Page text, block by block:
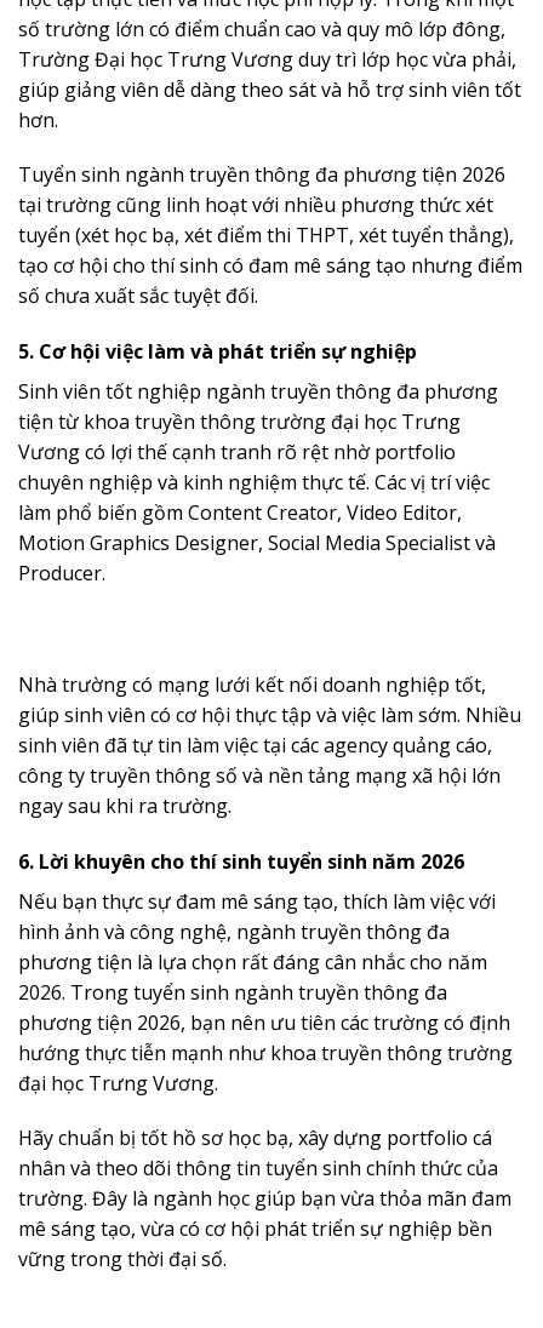
số trường lớn có điểm chuẩn cao và quy mô lớp đông,
Trường Đại học Trưng Vương duy trì lớp học vừa phải,
giúp giảng viên dễ dàng theo sát và hỗ trợ sinh viên tốt
hơn.
Tuyển sinh ngành truyền thông đa phương tiện 2026
tại trường cũng linh hoạt với nhiều phương thức xét
tuyển (xét học bạ, xét điểm thi THPT, xét tuyển thẳng),
tạo cơ hội cho thí sinh có đam mê sáng tạo nhưng điểm
số chưa xuất sắc tuyệt đối.
5. Cơ hội việc làm và phát triển sự nghiệp
Sinh viên tốt nghiệp ngành truyền thông đa phương
tiện từ khoa truyền thông trường đại học Trưng
Vương có lợi thế cạnh tranh rõ rệt nhờ portfolio
chuyên nghiệp và kinh nghiệm thực tế. Các vị trí việc
làm phổ biến gồm Content Creator, Video Editor,
Motion Graphics Designer, Social Media Specialist và
Producer.
Nhà trường có mạng lưới kết nối doanh nghiệp tốt,
giúp sinh viên có cơ hội thực tập và việc làm sớm. Nhiều
sinh viên đã tự tin làm việc tại các agency quảng cáo,
công ty truyền thông số và nền tảng mạng xã hội lớn
ngay sau khi ra trường.
6. Lời khuyên cho thí sinh tuyển sinh năm 2026
Nếu bạn thực sự đam mê sáng tạo, thích làm việc với
hình ảnh và công nghệ, ngành truyền thông đa
phương tiện là lựa chọn rất đáng cân nhắc cho năm
2026. Trong tuyển sinh ngành truyền thông đa
phương tiện 2026, bạn nên ưu tiên các trường có định
hướng thực tiễn mạnh như khoa truyền thông trường
đại học Trưng Vương.
Hãy chuẩn bị tốt hồ sơ học bạ, xây dựng portfolio cá
nhân và theo dõi thông tin tuyển sinh chính thức của
trường. Đây là ngành học giúp bạn vừa thỏa mãn đam
mê sáng tạo, vừa có cơ hội phát triển sự nghiệp bền
vững trong thời đại số.